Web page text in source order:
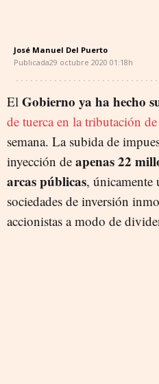
José Manuel Del Puerto
Publicada29 octubre 2020 01:18h
El Gobierno ya ha hecho
de tuerca en la tributación
semana. La subida de
inyección de apenas 22
arcas públicas, únicamente
sociedades de inversión
accionistas a modo de